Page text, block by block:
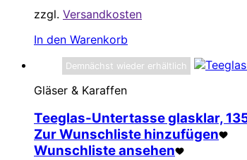
zzgl. Versandkosten
In den Warenkorb
Demnächst wieder erhältlich
Gläser & Karaffen
Teeglas-Untertasse glasklar,
Zur Wunschliste hinzufügen
Wunschliste ansehen